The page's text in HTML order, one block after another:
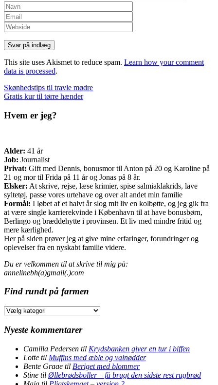
This site uses Akismet to reduce spam. Learn how your comment
data is processed.
Indlæg
navigation
Skønhedstips til travle mødre
Gratis kur til tørre hænder
Hvem er jeg?
Alder: 41 år
Job: Journalist
Privat: Gift med Dennis, bonusmor til Anton på 20 og Karoline på
21 og mor til Frida på 11 år og Jonas på 8 år.
Elsker: At skrive, rejse, læse krimier, spise salmiaklakrids, lave
syltetøj, passe vores urtehave og over alt andet min familie
Formål: I løbet af et halvt år slog mit liv en kolbøtte, og jeg gik fra
at være single karrierekvinde i København til at have bonusbørn,
Berlingo og bræddehytte i provinsen. Et liv med mindre fritid og
mere kærlighed.
Her på siden prøver jeg at give mine erfaringer, forundringer og
oplevelser fra en nyskabt familie videre.
Du er velkommen til at skrive til mig på:
annelinebh(a)gmail(.)com
Find rundt på farmen
Find
på
farmen
Nyeste kommentarer
Camilla Pedersen til Krydsbanken giver en tur i biffen
Lotte til Muffins med æble og valnødder
Bente Graae til Beriget med blommer
Stine til Øllebrødsboller – få brugt den sidste rest rugbrød